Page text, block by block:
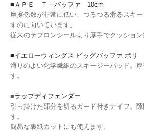
■ＡＰＥ Ｔ－バッファ 10cm
摩擦係数が非常に低い、つるつる滑るスキ
すのに向いています。
従来のテフロンシールより厚手でクッション
■イエローウィングス ビッグバッファ ポリ
滑りのよい化学繊維のスキージーパッド。
す。
■ラップディフェンダー
引っ掛けた部分を切るガード付きナイフ。
す。
簡易な裏紙カットにも使えます。